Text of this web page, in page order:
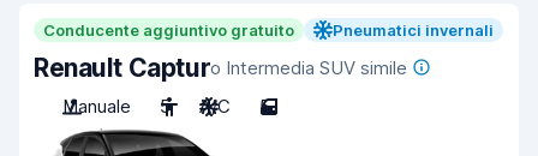
Conducente aggiuntivo gratuito Pneumatici invernali
Renault Capturo Intermedia SUV simile
Manuale
5 A/C 5